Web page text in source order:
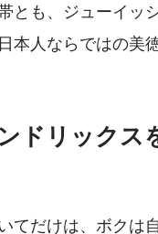
とも、ジューイッ
本人ならではの美
ドリックス
てだけは、ボクは